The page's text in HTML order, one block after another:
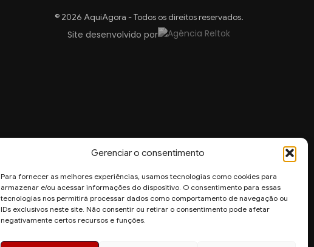
Gerenciar o consentimento
Para fornecer as melhores experiências, usamos tecnologias como cookies para
armazenar e/ou acessar informações do dispositivo. O consentimento para essas
tecnologias nos permitirá processar dados como comportamento de navegação ou
IDs exclusivos neste site. Não consentir ou retirar o consentimento pode afetar
negativamente certos recursos e funções.
© 2026 AquiAgora - Todos os direitos reservados.
Site desenvolvido por